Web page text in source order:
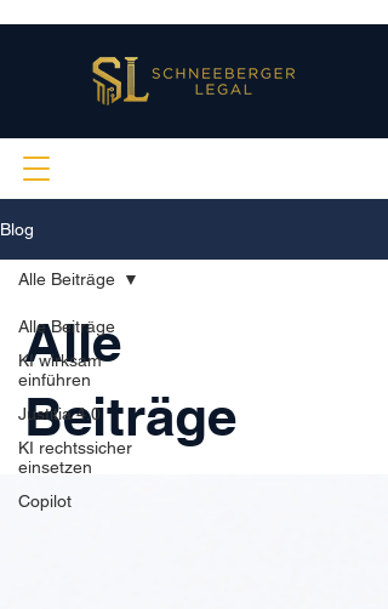
Blog
Alle Beiträge
KI wirksam
einführen
Justitia 4.0
KI rechtssicher
einsetzen
Copilot
Alle Beiträge
Alle
Beiträge